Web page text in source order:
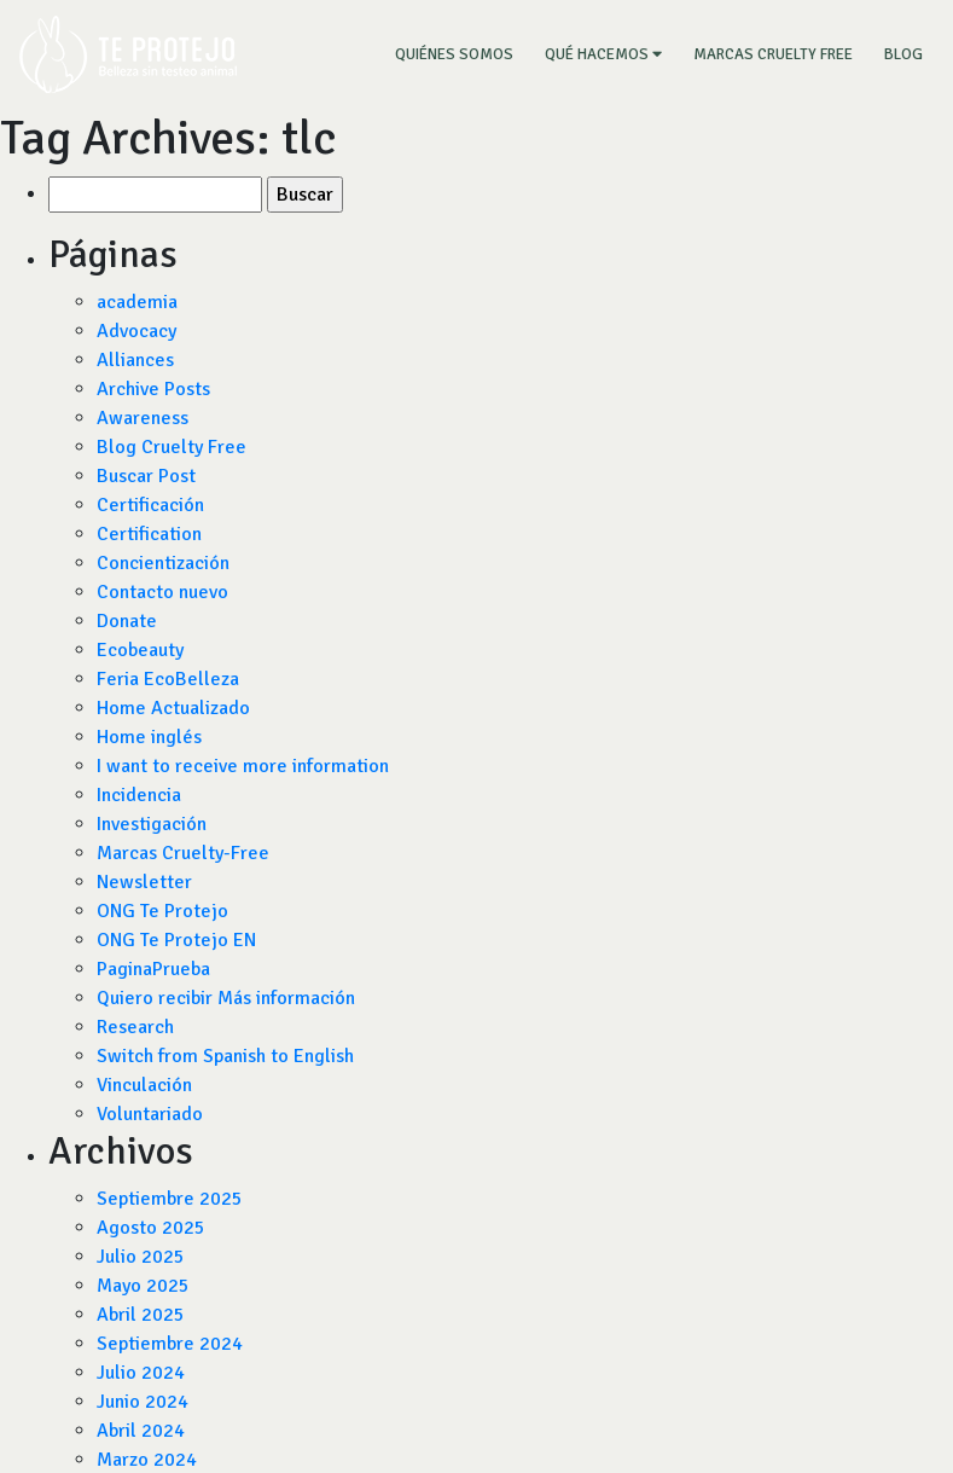
QUIÉNES SOMOS (CURRENT)
QUÉ HACEMOS MARCAS CRUELTY FREE BLOG
Tag Archives: tlc
por:
Páginas
academia
Advocacy
Alliances
Archive Posts
Awareness
Blog Cruelty Free
Buscar Post
Certificación
Certification
Concientización
Contacto nuevo
Donate
Ecobeauty
Feria EcoBelleza
Home Actualizado
Home inglés
I want to receive more information
Incidencia
Investigación
Marcas Cruelty-Free
Newsletter
ONG Te Protejo
ONG Te Protejo EN
PaginaPrueba
Quiero recibir Más información
Research
Switch from Spanish to English
Vinculación
Voluntariado
Archivos
Septiembre 2025
Agosto 2025
Julio 2025
Mayo 2025
Abril 2025
Septiembre 2024
Julio 2024
Junio 2024
Abril 2024
Marzo 2024